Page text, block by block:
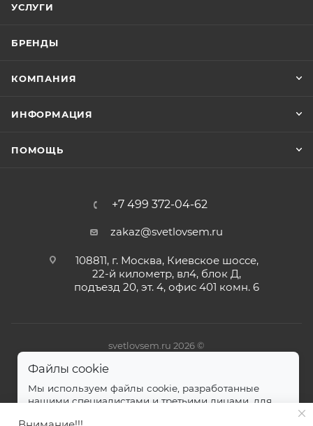
УСЛУГИ
БРЕНДЫ
КОМПАНИЯ
ИНФОРМАЦИЯ
ПОМОЩЬ
+7 499 372-04-62
zakaz@svetlovsem.ru
108811, г. Москва, Киевское шоссе,
22-й километр, вл4, блок Д,
подъезд 20, эт. 4, офис 401 комн. 6
svetlovsem.ru 2026 ©
Файлы cookie
Мы используем файлы cookie, разработанные
нашими специалистами и третьими лицами, для